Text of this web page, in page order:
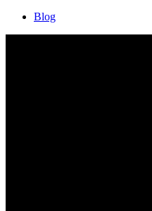
Blog